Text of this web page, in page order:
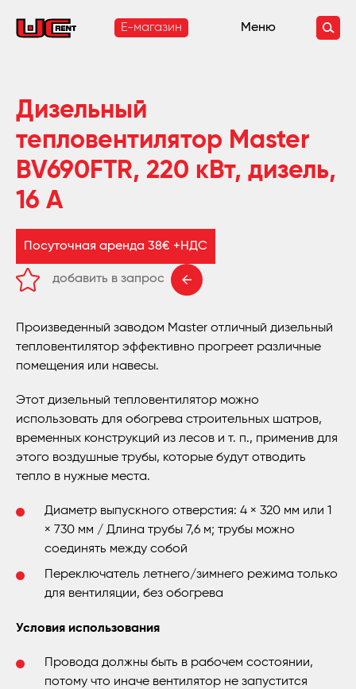
E-магазин Меню
Дизельный
тепловентилятор Master
BV690FTR, 220 кВт, дизель,
16 А
Посуточная аренда 38€ +НДС
добавить в запрос
Произведенный заводом Master отличный дизельный
тепловентилятор эффективно прогреет различные
помещения или навесы.
Этот дизельный тепловентилятор можно
использовать для обогрева строительных шатров,
временных конструкций из лесов и т. п., применив для
этого воздушные трубы, которые будут отводить
тепло в нужные места.
Диаметр выпускного отверстия: 4 × 320 мм или 1
× 730 мм / Длина трубы 7,6 м; трубы можно
соединять между собой
Переключатель летнего/зимнего режима только
для вентиляции, без обогрева
Условия использования
Провода должны быть в рабочем состоянии,
потому что иначе вентилятор не запустится